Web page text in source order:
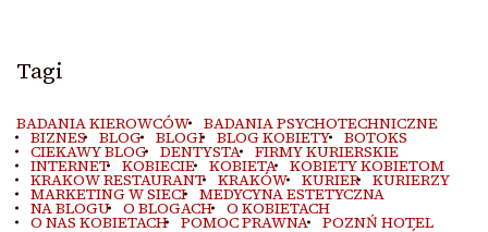
Tagi
BADANIA KIEROWCÓW BADANIA PSYCHOTECHNICZNE
BIZNES BLOG BLOGI BLOG KOBIETY BOTOKS
CIEKAWY BLOG DENTYSTA FIRMY KURIERSKIE
INTERNET KOBIECIE KOBIETA KOBIETY KOBIETOM
KRAKOW RESTAURANT KRAKÓW KURIER KURIERZY
MARKETING W SIECI MEDYCYNA ESTETYCZNA
NA BLOGU O BLOGACH O KOBIETACH
O NAS KOBIETACH POMOC PRAWNA POZNŃ HOTEL